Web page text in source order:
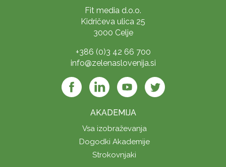
Fit media d.o.o.
Kidričeva ulica 25
3000 Celje
+386 (0)3 42 66 700
info@zelenaslovenija.si
AKADEMIJA
Vsa izobraževanja
Dogodki Akademije
Strokovnjaki